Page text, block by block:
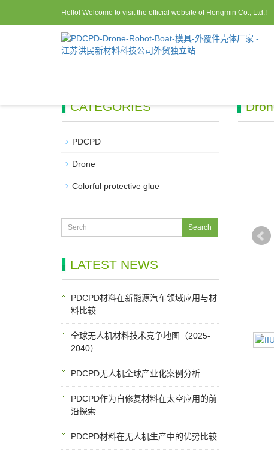
Hello! Welcome to visit the official website of Hongmin Co., Ltd.!
CATEGORIES
PDCPD
Drone
Colorful protective glue
LATEST NEWS
PDCPD材料在新能源汽车领域应用与材
料比较
全球无人机材料技术竞争地图（2025-
2040）
PDCPD无人机全球产业化案例分析
PDCPD作为自修复材料在太空应用的前
沿探索
PDCPD材料在无人机生产中的优势比较